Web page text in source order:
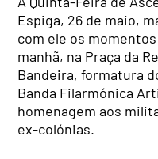
Espiga, 26 de maio,
com ele os
manhã, na Praça da
Bandeira, formatura
Banda Filarmónica
homenagem aos
ex-colónias.